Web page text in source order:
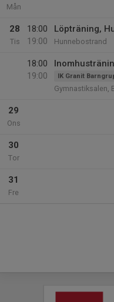
Mån
28
Tis
18:00
19:00
Löpträning,
Hunnebostrand
18:00
19:00
IK Granit
Gymnastiksalen,
29
Ons
30
Tor
31
Fre